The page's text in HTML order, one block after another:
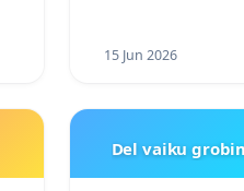
15 Jun 2026
Del vaiku